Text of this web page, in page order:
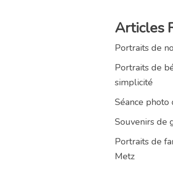
Articles
Portraits de
Portraits de
simplicité
Séance
Souvenirs de
Portraits de
Metz